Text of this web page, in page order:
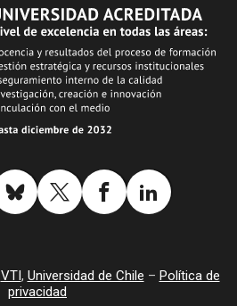
VTI, Universidad de Chile – Política de
privacidad